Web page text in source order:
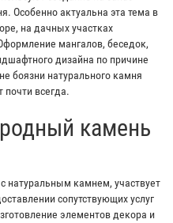
Особенно актуальна эта тема в
на дачных участках
мангалов, беседок,
дизайна по причине
боязни натурального камня
почти всегда.
камень
натуральным камнем, участвует
сопутствующих услуг
элементов декора и